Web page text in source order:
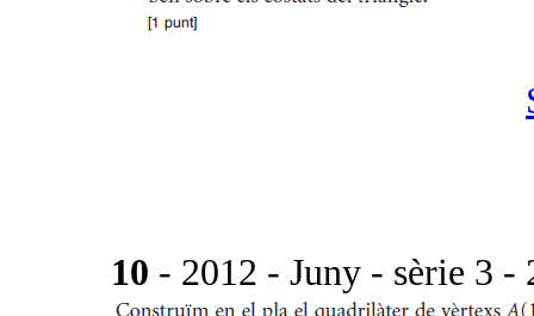
10 - 2012 - Juny - sèrie 3 -